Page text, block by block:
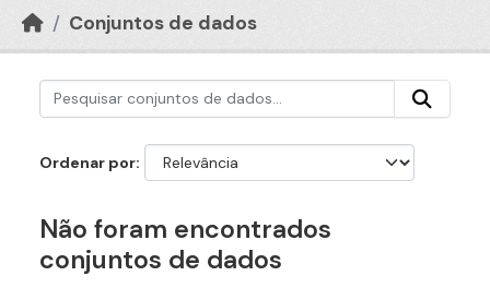
Conjuntos de dados
Ordenar por
Não foram encontrados
conjuntos de dados